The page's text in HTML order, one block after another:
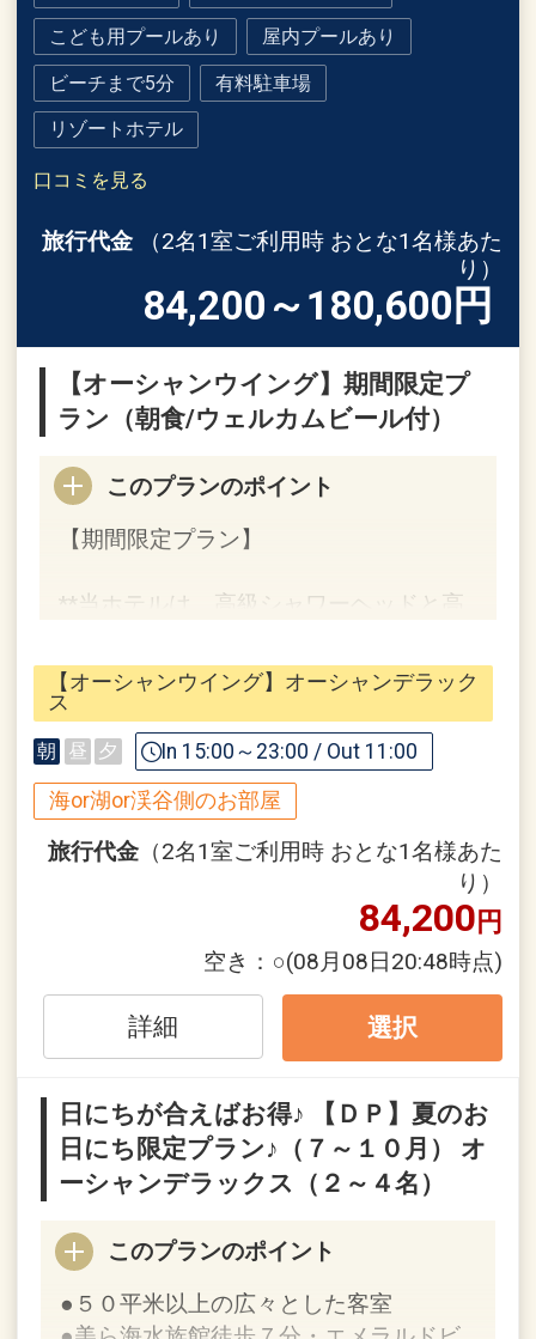
こども用プールあり 屋内プールあり
ビーチまで5分 有料駐車場
リゾートホテル
口コミを見る
旅行代金
（2名1室ご利用時 おとな1名様あた
り）
84,200～180,600 円
【オーシャンウイング】期間限定プ
ラン（朝食/ウェルカムビール付）
このプランのポイント
【期間限定プラン】
**当ホテルは、高級シャワーヘッドと高
意しております**
【ご朝食】
島の朝を彩る、温もり感じるふっくらお
にぎりと地元ベーカリーの香ばしい特製
パン。
オリオンビールのフリーフローととも
に、心はずむ美味しさをご提供します。
メインダイニング「The Orion Brasserie
＆ Table」（6:30～10:00）
※朝食をランチへ振替可／要予約
・ウェルカムビールのご提供 ※ソフトド
リンクへ変更可
・客室冷蔵庫内のドリンク／オリオンビ
・アウトドアプール、インドアプール
【オーシャンウイング】オーシャンデラック
ス
朝 昼 夕 In 15:00～23:00 / Out 11:00
海or湖or渓谷側のお部屋
旅行代金 （2名1室ご利用時 おとな1名様あた
り）
84,200円
空き： ○(08月08日20:48時点)
詳細 選択
日にちが合えばお得♪ 【ＤＰ】夏のお
日にち限定プラン♪（７～１０月） オ
ーシャンデラックス（２～４名）
このプランのポイント
●５０平米以上の広々とした客室